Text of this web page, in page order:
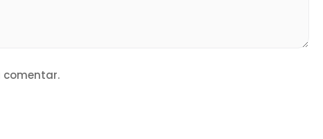
comentar.